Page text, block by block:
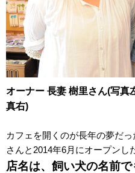
オーナー 長妻 樹里さん(写真
真右)
カフェを開くのが長年の夢だ
さんと2014年6月にオープンし
店名は、飼い犬の名前